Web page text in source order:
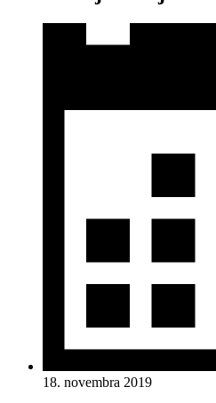
18. novembra 2019